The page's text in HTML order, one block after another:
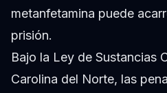
metanfetamina puede
prisión.
Bajo la Ley de Sustancias
Carolina del Norte, las